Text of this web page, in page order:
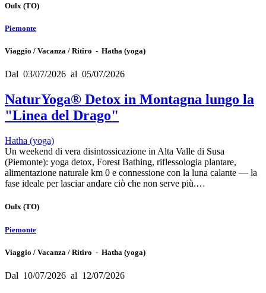
Oulx (TO)
Piemonte
Viaggio / Vacanza / Ritiro - Hatha (yoga)
Dal 03/07/2026 al 05/07/2026
NaturYoga® Detox in Montagna lungo la
"Linea del Drago"
Hatha (yoga)
Un weekend di vera disintossicazione in Alta Valle di Susa
(Piemonte): yoga detox, Forest Bathing, riflessologia plantare,
alimentazione naturale km 0 e connessione con la luna calante — la
fase ideale per lasciar andare ciò che non serve più.…
Oulx (TO)
Piemonte
Viaggio / Vacanza / Ritiro - Hatha (yoga)
Dal 10/07/2026 al 12/07/2026